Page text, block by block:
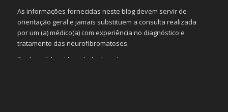
As informações fornecidas neste blog devem servir de
orientação geral e jamais substituem a consulta realizada
por um (a) médico(a) com experiência no diagnóstico e
tratamento das neurofibromatoses.
Será omitida a identidade de todas as pessoas que